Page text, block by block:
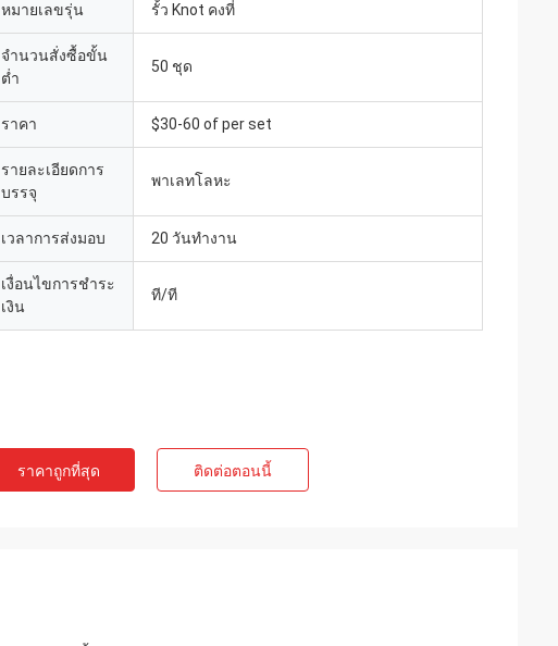
หมายเลขรุ่น รั้ว Knot คงที่
จำนวนสั่งซื้อขั้น
ต่ำ
50 ชุด
ราคา $30-60 of per set
รายละเอียดการ
บรรจุ
พาเลทโลหะ
เวลาการส่งมอบ 20 วันทำงาน
เงื่อนไขการชำระ
เงิน
ที/ที
ราคาถูกที่สุด ติดต่อตอนนี้